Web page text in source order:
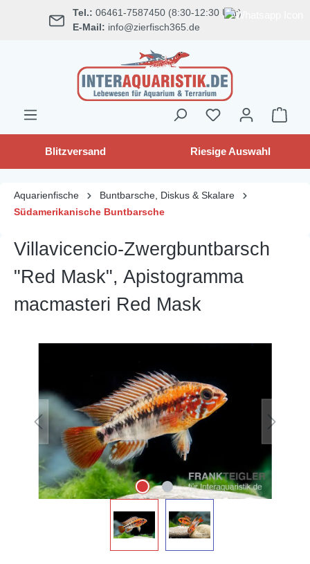
springen Tel.: 06461-7587450 (8:30-12:30 Uhr)
E-Mail: info@zierfisch365.de
Blitzversand Riesige Auswahl
Aquarienfische
Buntbarsche, Diskus & Skalare
Südamerikanische Buntbarsche
Villavicencio-Zwergbuntbarsch
"Red Mask", Apistogramma
macmasteri Red Mask